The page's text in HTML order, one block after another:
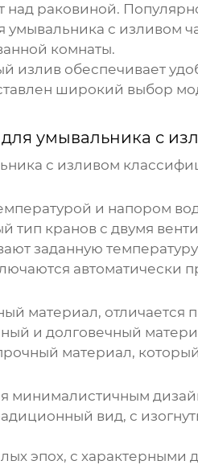
раковиной.
умывальника с изливом
комнаты.
излив обеспечивает
широкий выбор
умывальника с
с изливом
и напором
тип кранов с двумя
заданную
автоматически
материал, отличается
и долговечный
материал, который
минималистичным
вид, с
эпох, с характерными